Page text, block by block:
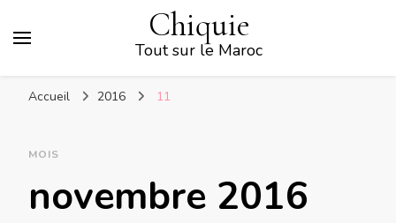
Chiquie
Tout sur le Maroc
Accueil 2016 11
MOIS
novembre 2016